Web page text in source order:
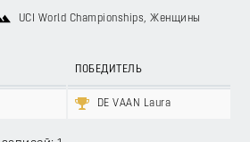
UCI World Championships, Женщины
ПОБЕДИТЕЛЬ
DE VAAN Laura